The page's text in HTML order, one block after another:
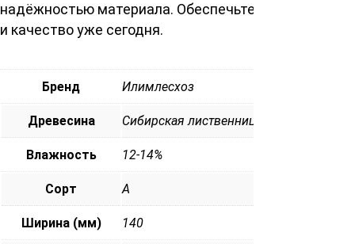
надёжностью материала. Обеспечьте себе комфорт
и качество уже сегодня.
Бренд Илимлесхоз
Древесина Сибирская лиственница
Влажность 12-14%
Сорт А
Ширина (мм) 140